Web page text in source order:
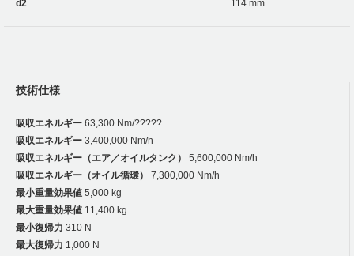
d2
114 mm
技術仕様
吸収エネルギー 63,300 Nm/?????
吸収エネルギー 3,400,000 Nm/h
吸収エネルギー（エア／オイルタンク）
5,600,000 Nm/h
吸収エネルギー（オイル循環）
7,300,000 Nm/h
最小重量効果値 5,000 kg
最大重量効果値 11,400 kg
最小復帰力 310 N
最大復帰力 1,000 N